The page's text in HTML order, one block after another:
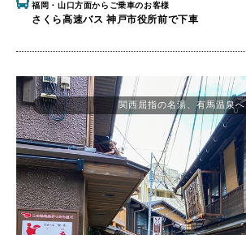
福岡・山口方面からご乗車のお客様
さくら高速バス 神戸市役所前で下車
関西屈指の名湯、有馬温泉へ